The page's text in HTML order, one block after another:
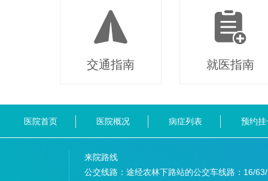
交通指南 就医指南
医院首页 医院概况 病症列表 预约挂
来院路线
公交线路：途经农林下路站的公交车线路： 16/